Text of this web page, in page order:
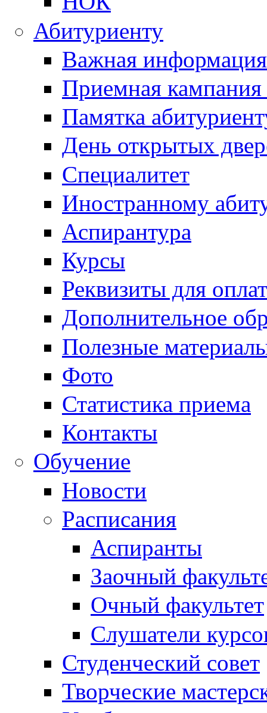
Абитуриенту
Важная информация
Приемная
Памятка
День открытых
Специалитет
Иностранному
Аспирантура
Курсы
Реквизиты для
Дополнительное
Полезные
Фото
Статистика приема
Контакты
Обучение
Новости
Расписания
Аспиранты
Заочный
Очный факультет
Слушатели
Студенческий совет
Творческие